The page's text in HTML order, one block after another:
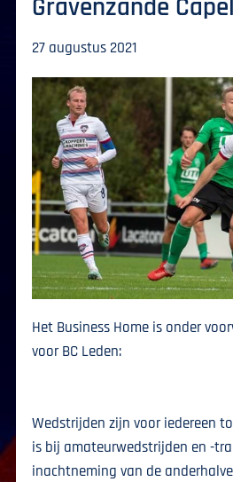
Gravenzande
27 augustus 2021
Het Business Home is onder
voor BC Leden:
Wedstrijden zijn voor iedereen
is bij amateurwedstrijden en -
inachtneming van de